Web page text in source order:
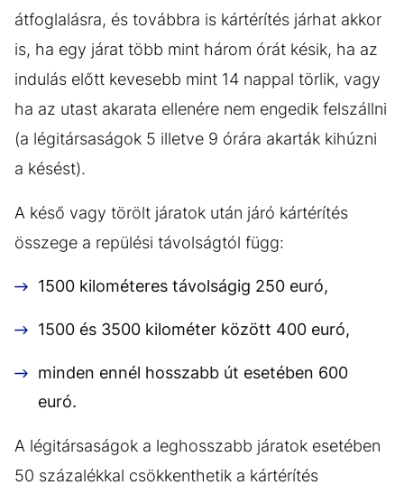
átfoglalásra, és továbbra is kártérítés járhat akkor
is, ha egy járat több mint három órát késik, ha az
indulás előtt kevesebb mint 14 nappal törlik, vagy
ha az utast akarata ellenére nem engedik felszállni
(a légitársaságok 5 illetve 9 órára akarták kihúzni
a késést).
A késő vagy törölt járatok után járó kártérítés
összege a repülési távolságtól függ:
1500 kilométeres távolságig 250 euró,
1500 és 3500 kilométer között 400 euró,
minden ennél hosszabb út esetében 600
euró.
A légitársaságok a leghosszabb járatok esetében
50 százalékkal csökkenthetik a kártérítés